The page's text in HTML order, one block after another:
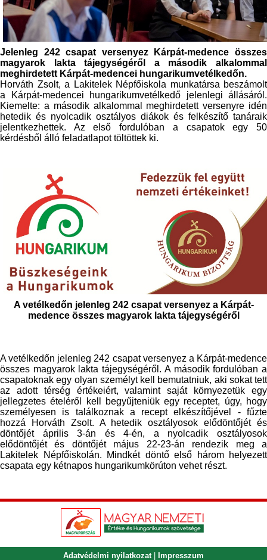
Jelenleg 242 csapat versenyez Kárpát-medence összes
magyarok lakta tájegységéről a második alkalommal
meghirdetett Kárpát-medencei hungarikumvetélkedőn.
Horváth Zsolt, a Lakitelek Népfőiskola munkatársa beszámolt
a Kárpát-medencei hungarikumvetélkedő jelenlegi állásáról.
Kiemelte: a második alkalommal meghirdetett versenyre idén
hetedik és nyolcadik osztályos diákok és felkészítő tanáraik
jelentkezhettek. Az első fordulóban a csapatok egy 50
kérdésből álló feladatlapot töltöttek ki.
A vetélkedőn jelenleg 242 csapat versenyez a Kárpát-
medence összes magyarok lakta tájegységéről
A vetélkedőn jelenleg 242 csapat versenyez a Kárpát-medence
összes magyarok lakta tájegységéről. A második fordulóban a
csapatoknak egy olyan személyt kell bemutatniuk, aki sokat tett
az adott térség értékeiért, valamint saját környezetük egy
jellegzetes ételéről kell begyűjteniük egy receptet, úgy, hogy
személyesen is találkoznak a recept elkészítőjével - fűzte
hozzá Horváth Zsolt. A hetedik osztályosok elődöntőjét és
döntőjét április 3-án és 4-én, a nyolcadik osztályosok
elődöntőjét és döntőjét május 22-23-án rendezik meg a
Lakitelek Népfőiskolán. Mindkét döntő első három helyezett
csapata egy kétnapos hungarikumkörúton vehet részt.
Adatvédelmi nyilatkozat Impresszum